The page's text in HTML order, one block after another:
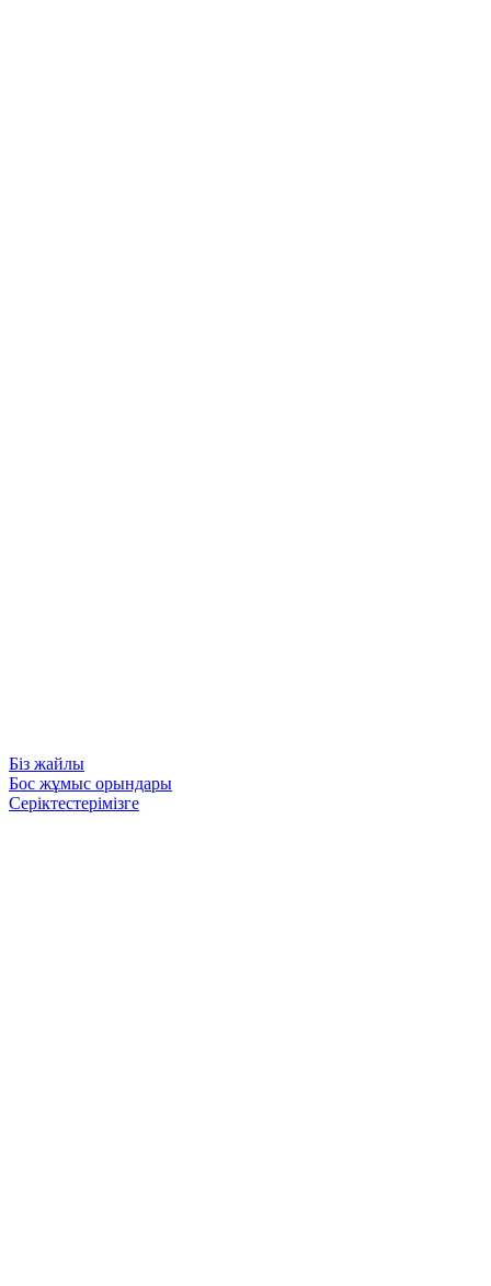
Біз жайлы
Бос жұмыс орындары
Серіктестерімізге